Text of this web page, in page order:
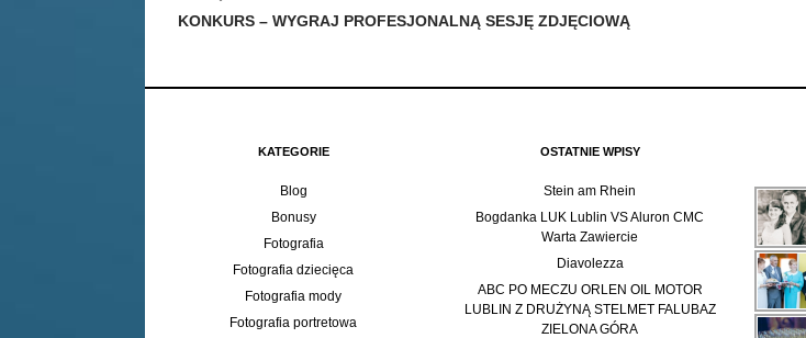
KONKURS – WYGRAJ PROFESJONALNĄ SESJĘ ZDJĘCIOWĄ
KATEGORIE
Blog
Bonusy
Fotografia
Fotografia dziecięca
Fotografia mody
Fotografia portretowa
OSTATNIE WPISY
Stein am Rhein
Bogdanka LUK Lublin VS Aluron CMC
Warta Zawiercie
Diavolezza
ABC PO MECZU ORLEN OIL MOTOR
LUBLIN Z DRUŻYNĄ STELMET FALUBAZ
ZIELONA GÓRA